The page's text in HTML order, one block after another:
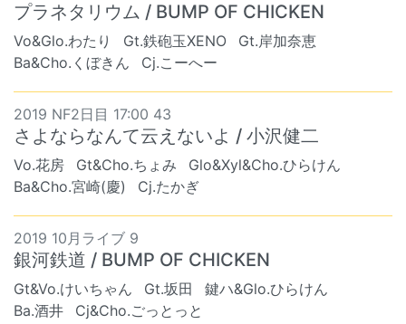
プラネタリウム / BUMP OF CHICKEN
Vo&Glo.わたり Gt.鉄砲玉XENO
Gt.岸加奈恵
Ba&Cho.くぼきん
Cj.こーへー
2019 NF2日目 17:00 43
さよならなんて云えないよ / 小沢健二
Vo.花房 Gt&Cho.ちょみ
Glo&Xyl&Cho.ひらけん
Ba&Cho.宮崎(慶)
Cj.たかぎ
2019 10月ライブ 9
銀河鉄道 / BUMP OF CHICKEN
Gt&Vo.けいちゃん Gt.坂田
鍵ハ&Glo.ひらけん
Ba.酒井
Cj&Cho.ごっとっと